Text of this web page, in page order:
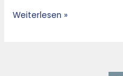
Weiterlesen »